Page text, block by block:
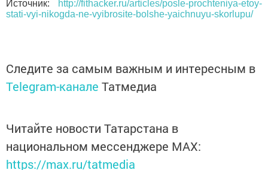
Источник: http://fithacker.ru/articles/posle-prochteniya-etoy-
stati-vyi-nikogda-ne-vyibrosite-bolshe-yaichnuyu-skorlupu/
Следите за самым важным и интересным в
Telegram-канале Татмедиа
Читайте новости Татарстана в
национальном мессенджере MАХ:
https://max.ru/tatmedia